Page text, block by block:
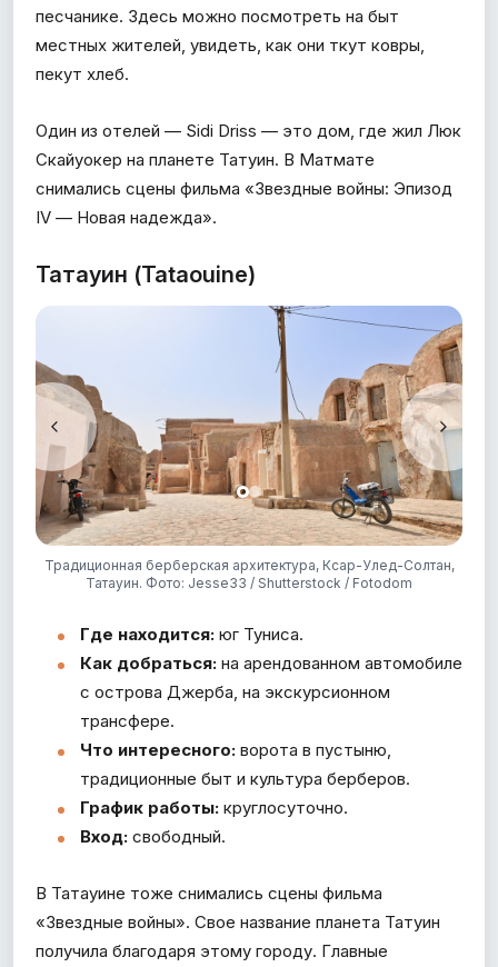
песчанике. Здесь можно посмотреть на быт
местных жителей, увидеть, как они ткут ковры,
пекут хлеб.
Один из отелей — Sidi Driss — это дом, где жил Люк
Скайуокер на планете Татуин. В Матмате
снимались сцены фильма «Звездные войны: Эпизод
IV — Новая надежда».
Татауин (Tataouine)
Традиционная берберская архитектура, Ксар-Улед-Солтан,
Татауин. Фото: Jesse33 / Shutterstock / Fotodom
Где находится: юг Туниса.
Как добраться: на арендованном автомобиле
с острова Джерба, на экскурсионном
трансфере.
Что интересного: ворота в пустыню,
традиционные быт и культура берберов.
График работы: круглосуточно.
Вход: свободный.
В Татауине тоже снимались сцены фильма
«Звездные войны». Свое название планета Татуин
получила благодаря этому городу. Главные